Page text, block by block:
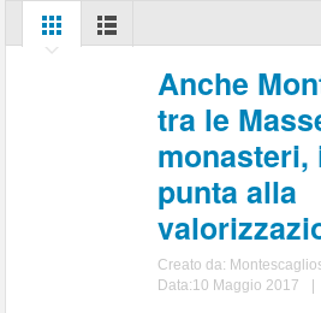
Anche
tra le
monasteri,
punta alla
Creato da:
Data:10 Maggio 2017